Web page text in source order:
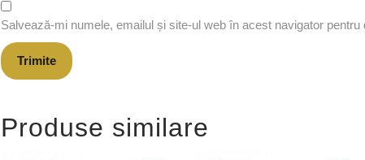
Salvează-mi numele, emailul și site-ul web în acest navigator
Produse similare